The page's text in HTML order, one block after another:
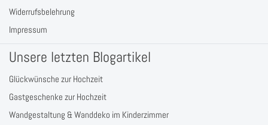
Widerrufsbelehrung
Impressum
Unsere letzten Blogartikel
Glückwünsche zur Hochzeit
Gastgeschenke zur Hochzeit
Wandgestaltung & Wanddeko im Kinderzimmer